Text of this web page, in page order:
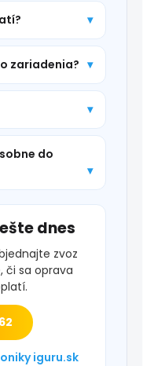
zariadenia?
do
dnes
zvoz
či sa oprava
iguru.sk